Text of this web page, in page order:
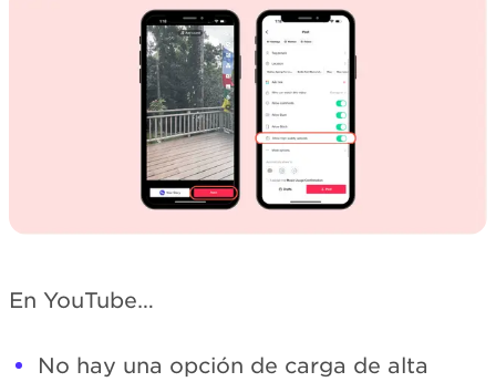
En YouTube…
No hay una opción de carga de alta